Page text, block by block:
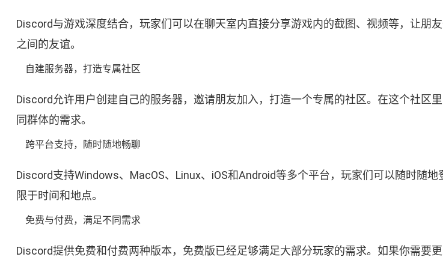
Discord与游戏深度结合，玩家们可以在聊天室内直接分享游戏内的截图、视频等，让朋
之间的友谊。
自建服务器，打造专属社区
Discord允许用户创建自己的服务器，邀请朋友加入，打造一个专属的社区。在这个社区
同群体的需求。
跨平台支持，随时随地畅聊
Discord支持Windows、MacOS、Linux、iOS和Android等多个平台，玩家们可以随时随
限于时间和地点。
免费与付费，满足不同需求
Discord提供免费和付费两种版本，免费版已经足够满足大部分玩家的需求。如果你需要